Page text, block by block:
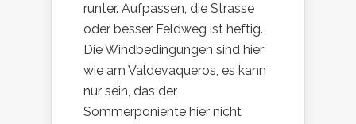
runter. Aufpassen, die Strasse
oder besser Feldweg ist heftig.
Die Windbedingungen sind hier
wie am Valdevaqueros, es kann
nur sein, das der
Sommerponiente hier nicht